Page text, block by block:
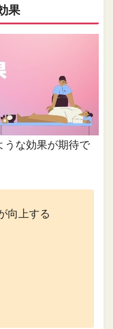
果
うな効果が期待で
向上する